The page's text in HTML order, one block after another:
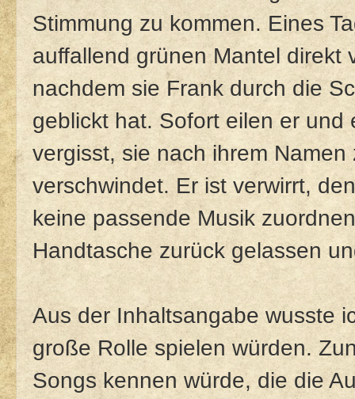
Stimmung zu kommen. Eines
auffallend grünen Mantel direkt
nachdem sie Frank durch die
geblickt hat. Sofort eilen er
vergisst, sie nach ihrem
verschwindet. Er ist verwirrt,
keine passende Musik
Handtasche zurück gelassen
Aus der Inhaltsangabe wusste
große Rolle spielen würden.
Songs kennen würde, die die